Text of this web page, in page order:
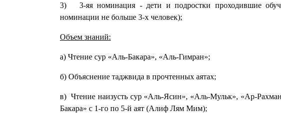
3) 3-яя номинация - дети и подростки проходившие
номинации не больше 3-х человек);
Объем знаний:
а) Чтение сур «Аль-Бакара», «Аль-Гимран»;
б) Объяснение таджвида в прочтенных аятах;
в) Чтение наизусть сур «Аль-Ясин», «Аль-Мульк», «Ар-
Бакара» с 1-го по 5-й аят (Алиф Лям Мим);